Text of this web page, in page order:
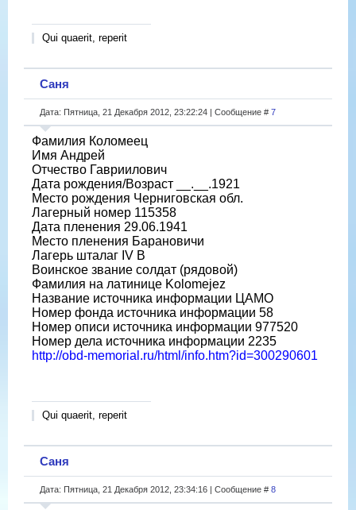
Qui quaerit, reperit
Саня
Дата: Пятница, 21 Декабря 2012, 23:22:24 | Сообщение # 7
Фамилия Коломеец
Имя Андрей
Отчество Гавриилович
Дата рождения/Возраст __.__.1921
Место рождения Черниговская обл.
Лагерный номер 115358
Дата пленения 29.06.1941
Место пленения Барановичи
Лагерь шталаг IV B
Воинское звание солдат (рядовой)
Фамилия на латинице Kolomejez
Название источника информации ЦАМО
Номер фонда источника информации 58
Номер описи источника информации 977520
Номер дела источника информации 2235
http://obd-memorial.ru/html/info.htm?id=300290601
Qui quaerit, reperit
Саня
Дата: Пятница, 21 Декабря 2012, 23:34:16 | Сообщение # 8